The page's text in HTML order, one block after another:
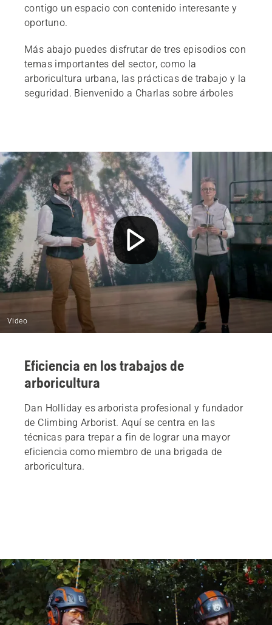
contigo un espacio con contenido interesante y
oportuno.
Más abajo puedes disfrutar de tres episodios con
temas importantes del sector, como la
arboricultura urbana, las prácticas de trabajo y la
seguridad. Bienvenido a Charlas sobre árboles
Video
Eficiencia en los trabajos de
arboricultura
Dan Holliday es arborista profesional y fundador
de Climbing Arborist. Aquí se centra en las
técnicas para trepar a fin de lograr una mayor
eficiencia como miembro de una brigada de
arboricultura.